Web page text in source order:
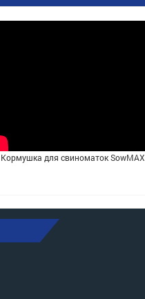
Кормушка для свиноматок SowMAX